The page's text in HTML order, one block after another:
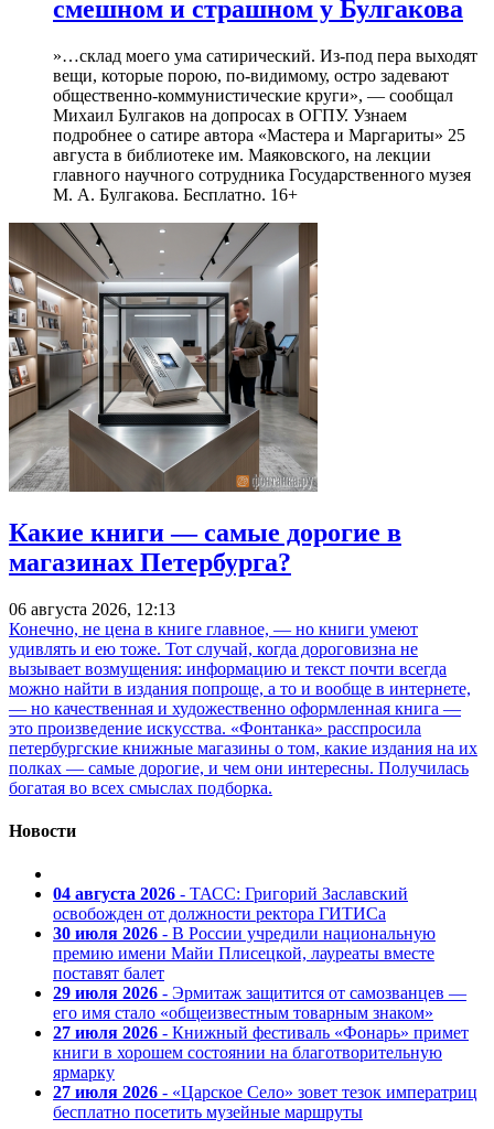
смешном и страшном у Булгакова
»…склад моего ума сатирический. Из-под пера выходят
вещи, которые порою, по-видимому, остро задевают
общественно-коммунистические круги», — сообщал
Михаил Булгаков на допросах в ОГПУ. Узнаем
подробнее о сатире автора «Мастера и Маргариты» 25
августа в библиотеке им. Маяковского, на лекции
главного научного сотрудника Государственного музея
М. А. Булгакова. Бесплатно. 16+
Какие книги — самые дорогие в
магазинах Петербурга?
06 августа 2026, 12:13
Конечно, не цена в книге главное, — но книги умеют
удивлять и ею тоже. Тот случай, когда дороговизна не
вызывает возмущения: информацию и текст почти всегда
можно найти в издания попроще, а то и вообще в интернете,
— но качественная и художественно оформленная книга —
это произведение искусства. «Фонтанка» расспросила
петербургские книжные магазины о том, какие издания на их
полках — самые дорогие, и чем они интересны. Получилась
богатая во всех смыслах подборка.
Новости
04 августа 2026 - ТАСС: Григорий Заславский
освобожден от должности ректора ГИТИСа
30 июля 2026 - В России учредили национальную
премию имени Майи Плисецкой, лауреаты вместе
поставят балет
29 июля 2026 - Эрмитаж защитится от самозванцев —
его имя стало «общеизвестным товарным знаком»
27 июля 2026 - Книжный фестиваль «Фонарь» примет
книги в хорошем состоянии на благотворительную
ярмарку
27 июля 2026 - «Царское Село» зовет тезок императриц
бесплатно посетить музейные маршруты